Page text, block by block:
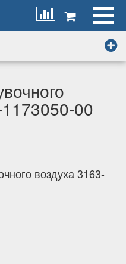
00
воздуха 3163-